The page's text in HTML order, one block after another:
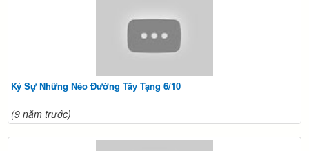
Ký Sự Những Nẻo Đường Tây Tạng 6/10
(9 năm trước)